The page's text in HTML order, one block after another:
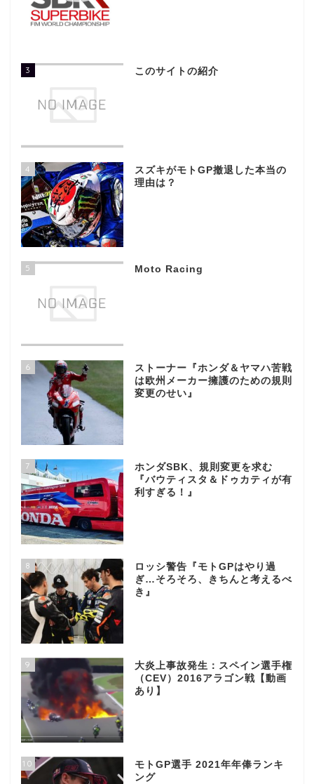
3 このサイトの紹介
4
スズキがモトGP撤退した本当の
理由は？
5 Moto Racing
6
ストーナー『ホンダ＆ヤマハ苦戦
は欧州メーカー擁護のための規則
変更のせい』
7
ホンダSBK、規則変更を求む
『バウティスタ＆ドゥカティが有
利すぎる！』
8
ロッシ警告『モトGPはやり過
ぎ…そろそろ、きちんと考えるべ
き』
9
大炎上事故発生：スペイン選手権
（CEV）2016アラゴン戦【動画
あり】
10
モトGP選手 2021年年俸ランキ
ング